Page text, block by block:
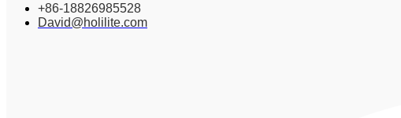
+86-18826985528
David@holilite.com